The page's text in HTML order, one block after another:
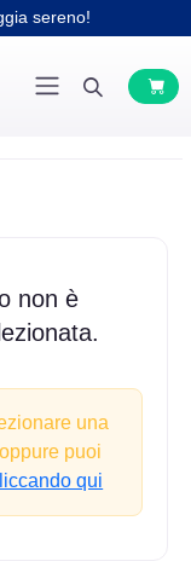
sereno!
non è
una
puoi
qui